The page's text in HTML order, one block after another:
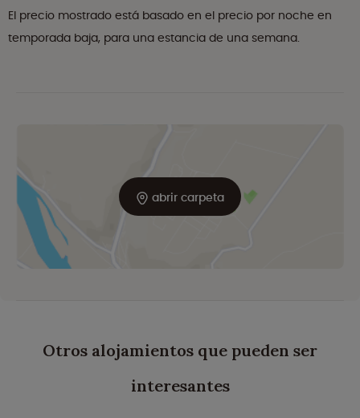
El precio mostrado está basado en el precio por noche en
temporada baja, para una estancia de una semana.
abrir carpeta
Otros alojamientos que pueden ser
interesantes